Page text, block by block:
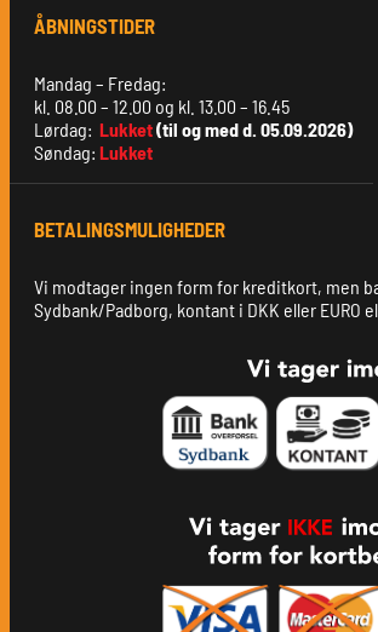
ÅBNINGSTIDER
Mandag – Fredag:
kl. 08.00 – 12.00 og kl. 13.00 – 16.45
Lørdag: Lukket(til og med d. 05.09.2026)
Søndag: Lukket
BETALINGSMULIGHEDER
Vi modtager ingen form for kreditkort, men
Sydbank/Padborg, kontant i DKK eller EURO